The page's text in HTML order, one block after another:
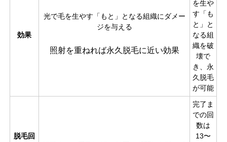
効果
光で毛を生やす「もと」となる組織にダメー
ジを与える
照射を重ねれば永久脱毛に近い効果
を生や
す「も
と」と
なる組
織を破
壊で
き、永
久脱毛
が可能
脱毛回
完了ま
での回
数は
13〜